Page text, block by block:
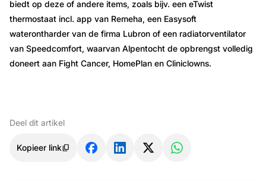
biedt op deze of andere items, zoals bijv. een eTwist
thermostaat incl. app van Remeha, een Easysoft
waterontharder van de firma Lubron of een radiatorventilator
van Speedcomfort, waarvan Alpentocht de opbrengst volledig
doneert aan Fight Cancer, HomePlan en Cliniclowns.
Deel dit artikel
Kopieer link